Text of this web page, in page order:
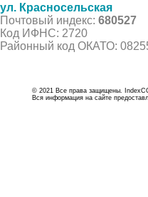
ул. Красносельская
Почтовый индекс: 680527
Код ИФНС: 2720
Районный код ОКАТО:
© 2021 Все права защищены.
Вся информация на сайте